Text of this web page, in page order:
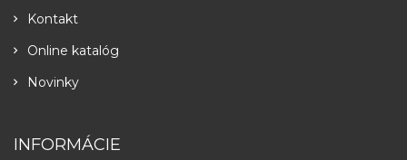
Kontakt
Online katalóg
Novinky
INFORMÁCIE